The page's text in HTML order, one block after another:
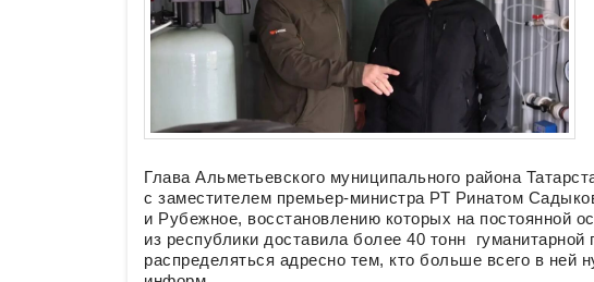
Глава Альметьевского муниципального района
с заместителем премьер-министра РТ Ринатом
и Рубежное, восстановлению которых на постоянной
из республики доставила более 40 тонн
распределяться адресно тем, кто больше всего в ней